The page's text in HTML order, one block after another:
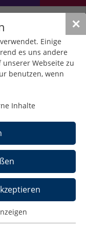
✕
Einige
es uns andere
Webseite zu
benutzen, wenn
Inhalte